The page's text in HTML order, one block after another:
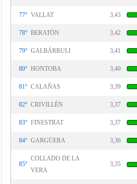
77° VALLAT 3,43
78° BERATÓN 3,42
79° GALBÁRRULI 3,41
80° HONTOBA 3,40
81° CALAÑAS 3,39
82° CRIVILLÉN 3,37
83° FINESTRAT 3,37
84° GARGÜERA 3,36
85°
COLLADO DE LA
VERA
3,35